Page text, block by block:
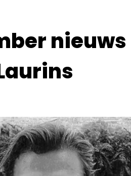
nieuws